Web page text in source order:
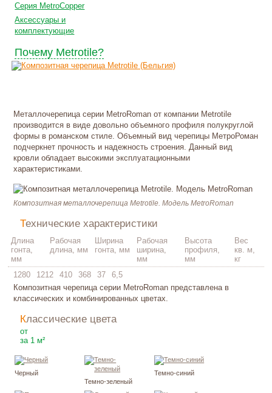
Серия MetroCopper
Аксессуары и
комплектующие
Почему Metrotile?
Металлочерепица серии MetroRoman от компании Metrotile
производится в виде довольно объемного профиля полукруглой
формы в романском стиле. Объемный вид черепицы МетроРоман
подчеркнет прочность и надежность строения. Данный вид
кровли обладает высокими эксплуатационными
характеристиками.
Композитная металлочерепица Metrotile. Модель MetroRoman
Технические характеристики
Длина
гонта,
мм
Рабочая
длина, мм
Ширина
гонта, мм
Рабочая
ширина,
мм
Высота
профиля,
мм
Вес
кв. м,
кг
1280
1212 410 368 37
6,5
Композитная черепица серии MetroRoman представлена в
классических и комбинированных цветах.
Классические цвета
от
за 1 м²
Черный
Темно-зеленый
Темно-синий